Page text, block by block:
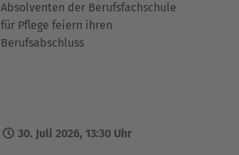
Absolventen der Berufsfachschule
für Pflege feiern ihren
Berufsabschluss
30. Juli 2026, 13:30 Uhr